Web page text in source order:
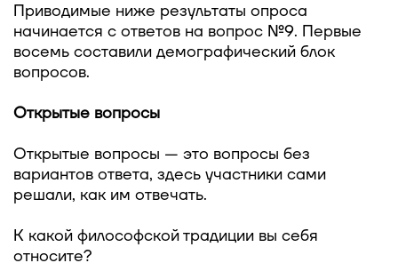
Приводимые ниже результаты опроса
начинается с ответов на вопрос №9. Первые
восемь составили демографический блок
вопросов.
Открытые вопросы
Открытые вопросы — это вопросы без
вариантов ответа, здесь участники сами
решали, как им отвечать.
К какой философской традиции вы себя
относите?